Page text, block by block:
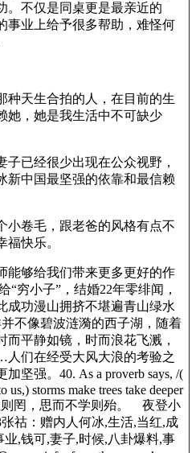
。不仅是同桌更是最亲近的
事业上给予很多帮助，难怪何
种天生合拍的人，在目前的生
她，她是我生活中不可缺少
子已经很少出现在公众视野，
新中国最坚强的依靠和最信赖
小卷毛，跟老爸的风格有点不
福快乐。
能够给我们带来更多更好的作
穷小子”，结婚22年零绯闻，
成功漫山拥挤不堪遍青山绿水
不像碧波涟漪的西子湖，随着
而平静如镜，时而浪花飞溅，
们在经受大风大浪的考验之
坚强。40. As a proverb says, /(
us,) storms make trees take deeper
则罔，思而不学则殆。 夜登小
祜：赠内人何冰,生活,当红,成
业,钱可,妻子,时候,八卦爆料,事